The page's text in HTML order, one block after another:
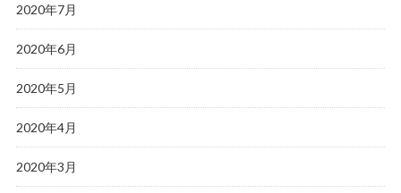
2020年7月
2020年6月
2020年5月
2020年4月
2020年3月